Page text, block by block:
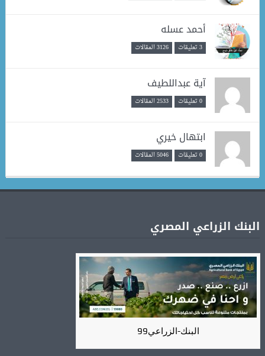
أحمد عسله
3 تعليقات 3126 المقالات
آية عبداللطيف
0 تعليقات 2533 المقالات
ابتهال خيري
0 تعليقات 5046 المقالات
البنك الزراعي المصري
البنك-الزراعي99